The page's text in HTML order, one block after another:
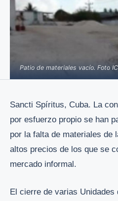
Patio de materiales vacío. Foto
Sancti Spíritus, Cuba. La
por esfuerzo propio se han
por la falta de materiales de
altos precios de los que se
mercado informal.
El cierre de varias Unidades